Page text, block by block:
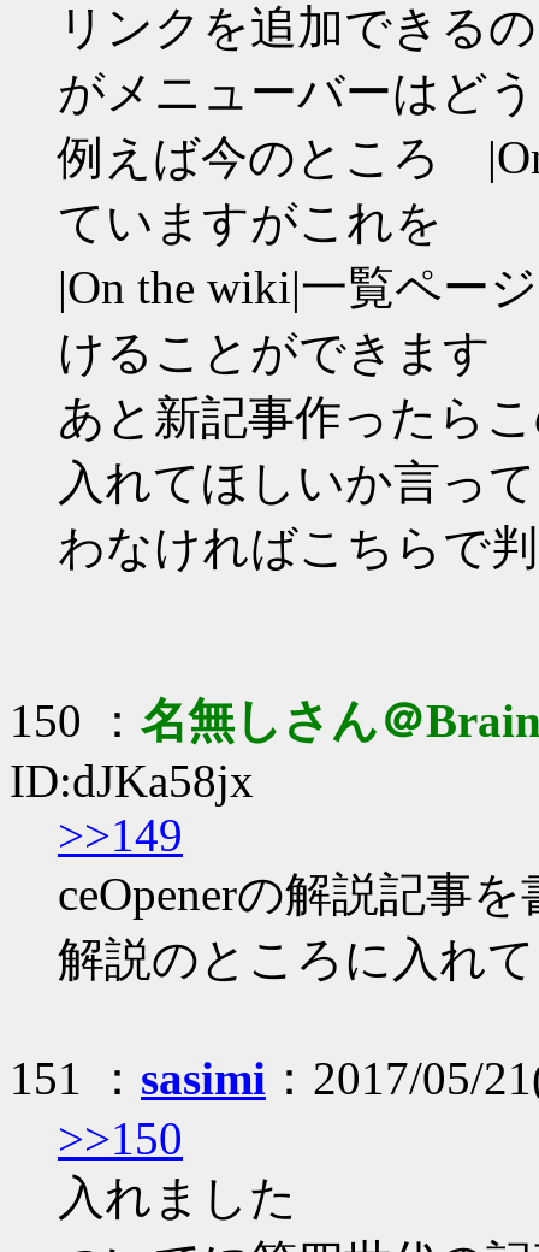
リンクを追加できる
がメニューバーはど
例えば今のところ
ていますがこれを
|On the wiki|一覧ペー
けることができます
あと新記事作ったら
入れてほしいか言っ
わなければこちらで
150 ： 名無しさん＠
ID:dJKa58jx
>>149
ceOpenerの解説記事
解説のところに入れ
151 ： sasimi ：2017/05/
>>150
入れました